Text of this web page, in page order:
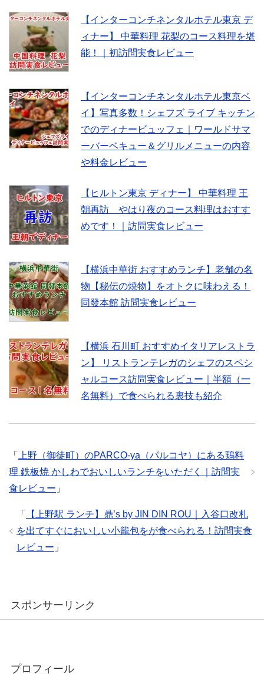
【インターコンチネンタルホテル東京 デ
ィナー】 中華料理 花梨のコース料理を堪
能！｜初訪問実食レビュー
【インターコンチネンタルホテル東京ベ
イ】写真多数！シェフズ ライブ キッチン
でのディナービュッフェ｜ワールドサマ
ーバーベキュー＆グリルメニューの内容
や料金レビュー
【ヒルトン東京 ディナー】 中華料理 王
朝再訪 やはり夜のコース料理はおすす
めです！｜訪問実食レビュー
【横浜中華街 おすすめランチ】老舗の名
物【秘伝の焼物】をオトクに味わえる！
同發本館 訪問実食レビュー
【横浜 石川町 おすすめイタリアレストラ
ン】 リストランテレガのシェフのスペシ
ャルコース訪問実食レビュー｜半額（一
名無料）で食べられる裏技も紹介
「
上野（御徒町）のPARCO-ya（パルコヤ）にある鶏料
理 鉄板焼 かしわでおいしいランチをいただく｜訪問実
食レビュー 」
「
【上野駅 ランチ】鼎’s by JIN DIN ROU｜入谷口改札
を出てすぐにおいしい小籠包をが食べられる！訪問実食
レビュー 」
スポンサーリンク
プロフィール